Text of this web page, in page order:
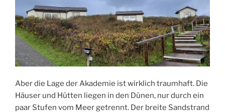
Aber die Lage der Akademie ist wirklich traumhaft. Die
Häuser und Hütten liegen in den Dünen, nur durch ein
paar Stufen vom Meer getrennt. Der breite Sandstrand